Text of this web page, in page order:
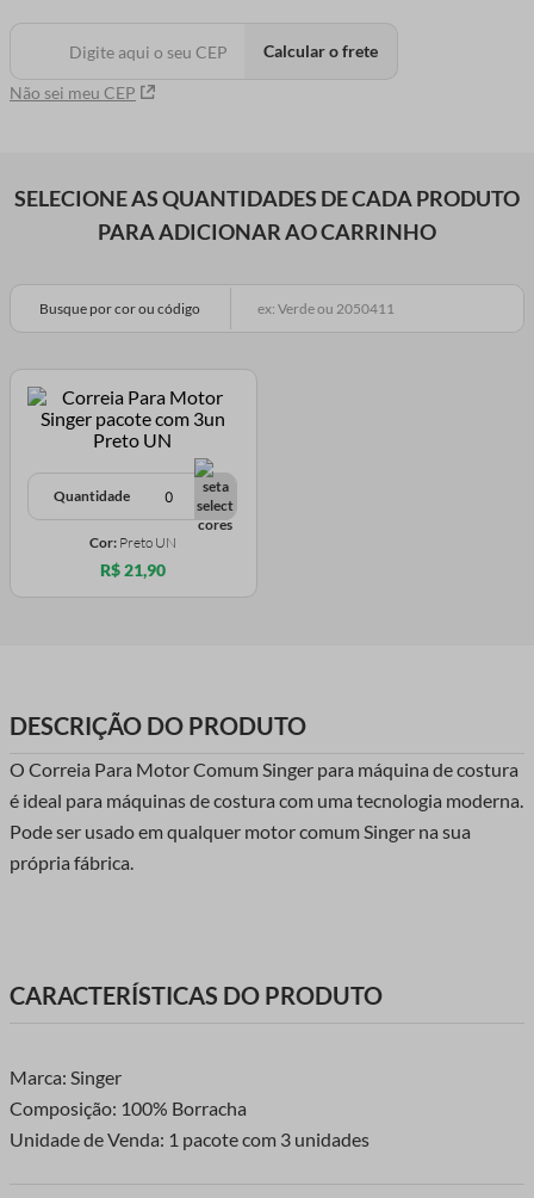
Não sei meu CEP
Calcular o frete
SELECIONE AS QUANTIDADES DE CADA PRODUTO
PARA ADICIONAR AO CARRINHO
Busque por cor ou código
Quantidade
Cor: Preto UN
R$ 21,90
DESCRIÇÃO DO PRODUTO
O Correia Para Motor Comum Singer para máquina de costura
é ideal para máquinas de costura com uma tecnologia moderna.
Pode ser usado em qualquer motor comum Singer na sua
própria fábrica.
CARACTERÍSTICAS DO PRODUTO
Marca: Singer
Composição: 100% Borracha
Unidade de Venda: 1 pacote com 3 unidades